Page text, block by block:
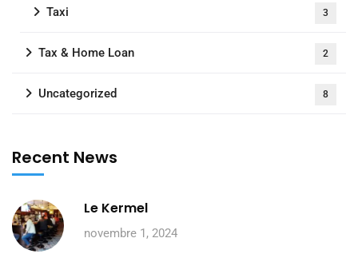
Taxi 3
Tax & Home Loan 2
Uncategorized 8
Recent News
Le Kermel
novembre 1, 2024